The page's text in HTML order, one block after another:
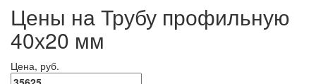
Цены на Трубу профильную
40х20 мм
Цена, руб.